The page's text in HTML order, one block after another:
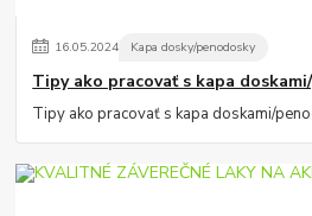
16.05.2024 Kapa dosky/penodosky
Tipy ako pracovať s kapa
Tipy ako pracovať s kapa doskami/